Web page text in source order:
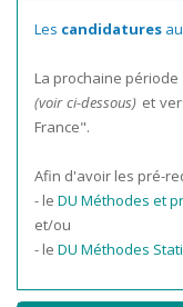
Les candidatures
La prochaine
(voir ci-dessous) et
France".
Afin d'avoir les pré-
- le DU Méthodes et
et/ou
- le DU Méthodes